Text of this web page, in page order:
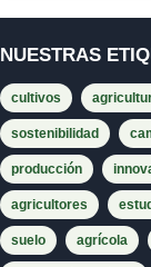
NUESTRAS
cultivos
sostenibilidad
producción
agricultores
suelo agrícola